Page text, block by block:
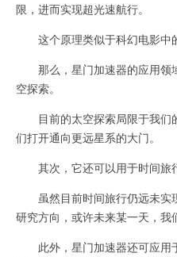
限，进而实现超光速航行。
这个原理类似于科幻电影中的
那么，星门加速器的应用领
空探索。
目前的太空探索局限于我们
们打开通向更远星系的大门。
其次，它还可以用于时间旅
虽然目前时间旅行仍远未实
研究方向，或许未来某一天，我
此外，星门加速器还可应用